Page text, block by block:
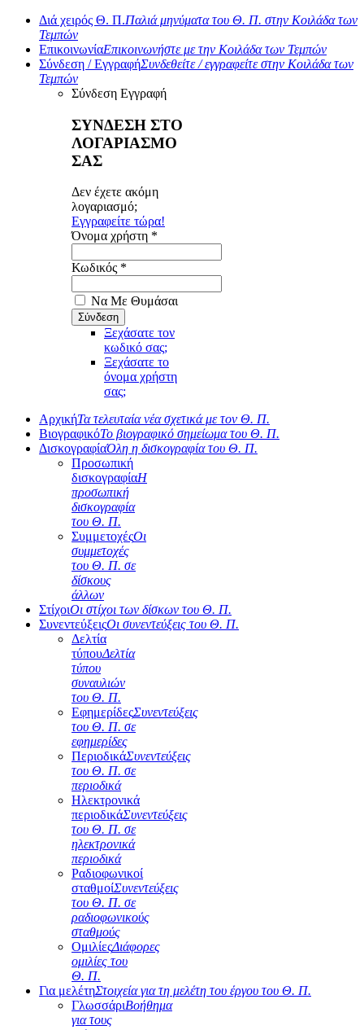
Διά χειρός Θ. Π.Παλιά μηνύματα του Θ. Π. στην Κοιλάδα των
Τεμπών
ΕπικοινωνίαΕπικοινωνήστε με την Κοιλάδα των Τεμπών
Σύνδεση / ΕγγραφήΣυνδεθείτε / εγγραφείτε στην Κοιλάδα των
Τεμπών
Σύνδεση Εγγραφή
ΣΥΝΔΕΣΗ ΣΤΟ
ΛΟΓΑΡΙΑΣΜΟ
ΣΑΣ
Δεν έχετε ακόμη
λογαριασμό;
Εγγραφείτε τώρα!
Όνομα χρήστη *
Κωδικός *
Να Με Θυμάσαι
Ξεχάσατε τον
κωδικό σας;
Ξεχάσατε το
όνομα χρήστη
σας;
ΑρχικήΤα τελευταία νέα σχετικά με τον Θ. Π.
ΒιογραφικόΤο βιογραφικό σημείωμα του Θ. Π.
ΔισκογραφίαΌλη η δισκογραφία του Θ. Π.
Προσωπική
δισκογραφίαΗ
προσωπική
δισκογραφία
του Θ. Π.
ΣυμμετοχέςΟι
συμμετοχές
του Θ. Π. σε
δίσκους
άλλων
ΣτίχοιΟι στίχοι των δίσκων του Θ. Π.
ΣυνεντεύξειςΟι συνεντεύξεις του Θ. Π.
Δελτία
τύπουΔελτία
τύπου
συναυλιών
του Θ. Π.
ΕφημερίδεςΣυνεντεύξεις
του Θ. Π. σε
εφημερίδες
ΠεριοδικάΣυνεντεύξεις
του Θ. Π. σε
περιοδικά
Ηλεκτρονικά
περιοδικάΣυνεντεύξεις
του Θ. Π. σε
ηλεκτρονικά
περιοδικά
Ραδιοφωνικοί
σταθμοίΣυνεντεύξεις
του Θ. Π. σε
ραδιοφωνικούς
σταθμούς
ΟμιλίεςΔιάφορες
ομιλίες του
Θ. Π.
Για μελέτηΣτοιχεία για τη μελέτη του έργου του Θ. Π.
ΓλωσσάριΒοήθημα
για τους